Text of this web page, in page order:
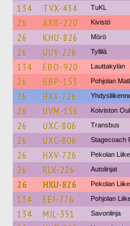
134 TVX-434 TuKL
26 AXB-220 Kivistö
26 KHU-826 Mörö
26 UUV-226 Tyllilä
134 EBO-920 Lauttakylän
26 BBP-153 Pohjolan
26 HXV-726
26 UVM-156 Koiviston
26 UXC-806 Transbus
26 UXC-806 Stagecoach
26 HXV-726 Pekolan
26 RLX-226 Autolinjat
26 HXU-826 Pekolan
134 EEJ-776 Pohjolan
134 MJL-351 Savonlinja